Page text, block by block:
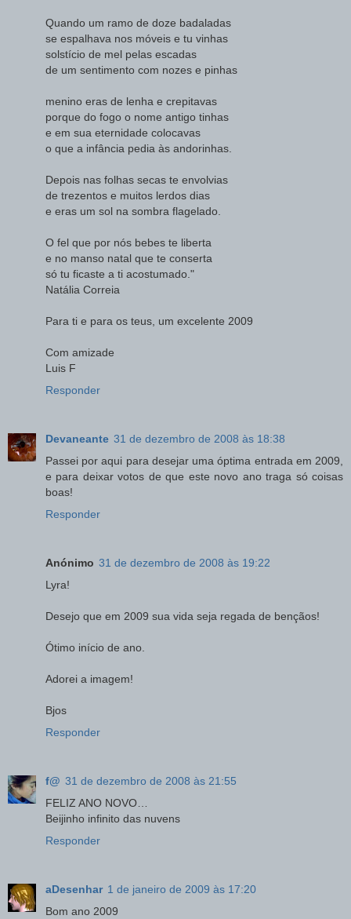
Quando um ramo de doze badaladas
se espalhava nos móveis e tu vinhas
solstício de mel pelas escadas
de um sentimento com nozes e pinhas
menino eras de lenha e crepitavas
porque do fogo o nome antigo tinhas
e em sua eternidade colocavas
o que a infância pedia às andorinhas.
Depois nas folhas secas te envolvias
de trezentos e muitos lerdos dias
e eras um sol na sombra flagelado.
O fel que por nós bebes te liberta
e no manso natal que te conserta
só tu ficaste a ti acostumado."
Natália Correia
Para ti e para os teus, um excelente 2009
Com amizade
Luis F
Responder
Devaneante 31 de dezembro de 2008 às 18:38
Passei por aqui para desejar uma óptima entrada em 2009,
e para deixar votos de que este novo ano traga só coisas
boas!
Responder
Anónimo 31 de dezembro de 2008 às 19:22
Lyra!
Desejo que em 2009 sua vida seja regada de bençãos!
Ótimo início de ano.
Adorei a imagem!
Bjos
Responder
f@ 31 de dezembro de 2008 às 21:55
FELIZ ANO NOVO…
Beijinho infinito das nuvens
Responder
aDesenhar 1 de janeiro de 2009 às 17:20
Bom ano 2009